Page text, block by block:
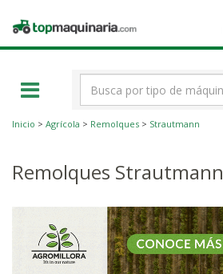
Topmaquinaria.com
Inicio > Agrícola > Remolques > Strautmann
Remolques Strautmann